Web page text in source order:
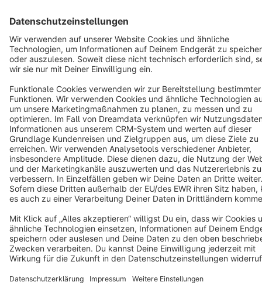
Copyright © shopware AG - All rights reserved
Notice: * All prices are quoted net of the statutory value-added tax